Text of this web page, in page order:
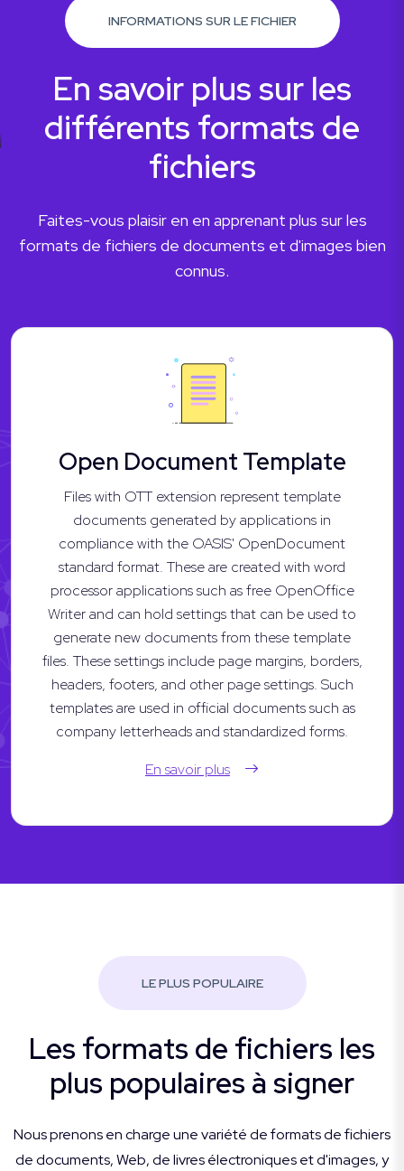
INFORMATIONS SUR LE FICHIER
En savoir plus sur les
différents formats de
fichiers
Faites-vous plaisir en en apprenant plus sur les
formats de fichiers de documents et d'images bien
connus.
Open Document Template
Files with OTT extension represent template
documents generated by applications in
compliance with the OASIS' OpenDocument
standard format. These are created with word
processor applications such as free OpenOffice
Writer and can hold settings that can be used to
generate new documents from these template
files. These settings include page margins, borders,
headers, footers, and other page settings. Such
templates are used in official documents such as
company letterheads and standardized forms.
En savoir plus
LE PLUS POPULAIRE
Les formats de fichiers les
plus populaires à signer
Nous prenons en charge une variété de formats de fichiers
de documents, Web, de livres électroniques et d'images, y